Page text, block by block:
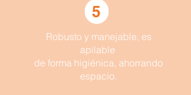
Robusto y manejable, es
apilable
de forma higiénica, ahorrando
espacio.
5